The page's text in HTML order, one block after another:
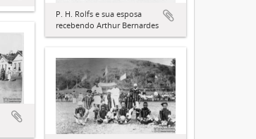
P. H. Rolfs e sua esposa
recebendo Arthur Bernardes